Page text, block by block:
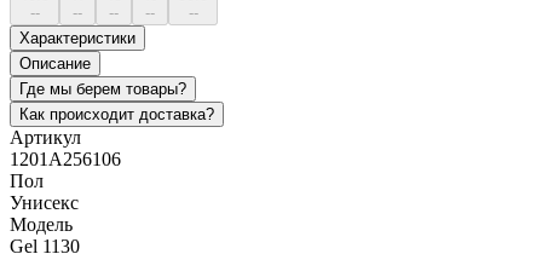
--
--
--
--
--
Характеристики
Описание
Где мы берем товары?
Как происходит доставка?
Артикул
1201A256106
Пол
Унисекс
Модель
Gel 1130